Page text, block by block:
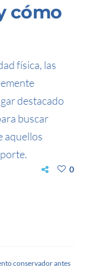
cómo
física, las
destacado
buscar
aquellos
0
conservador antes